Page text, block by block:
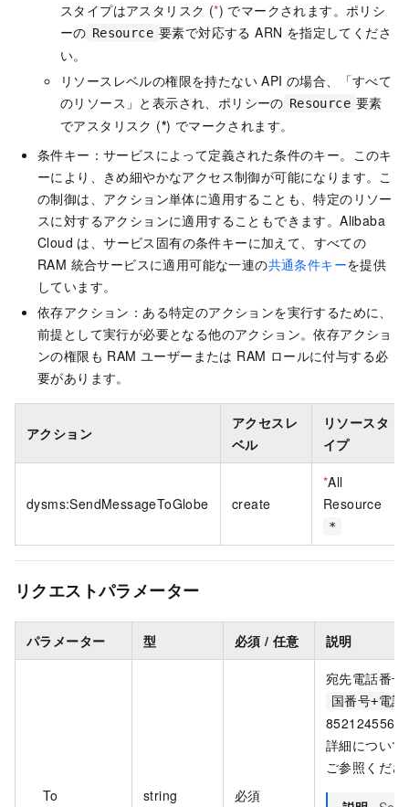
スタイプはアスタリスク (*) でマークされます。ポリシ
ーの Resource 要素で対応する ARN を指定してくださ
い。
リソースレベルの権限を持たない API の場合、「すべて
のリソース」と表示され、ポリシーの Resource 要素
でアスタリスク (*) でマークされます。
条件キー：サービスによって定義された条件のキー。このキ
ーにより、きめ細やかなアクセス制御が可能になります。こ
の制御は、アクション単体に適用することも、特定のリソー
スに対するアクションに適用することもできます。Alibaba
Cloud は、サービス固有の条件キーに加えて、すべての
RAM 統合サービスに適用可能な一連の共通条件キーを提供
しています。
依存アクション：ある特定のアクションを実行するために、
前提として実行が必要となる他のアクション。依存アクショ
ンの権限も RAM ユーザーまたは RAM ロールに付与する必
要があります。
アクション
アクセスレ
ベル
リソースタ
イプ
dysms:SendMessageToGlobe create
*All
Resource
*
リクエストパラメーター
パラメーター 型 必須 / 任意 説明
To string 必須
宛先電話番
国番号+電話
詳細について
ご参照くださ